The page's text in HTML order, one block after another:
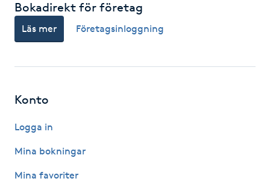
Fransförlängning
Fransförlängning Megavolym
Fransrengöring
Frekvensterapi
Bokadirekt för företag
Läs mer Företagsinloggning
Konto
Logga in
Mina bokningar
Mina favoriter